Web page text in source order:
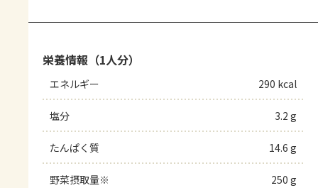
栄養情報（1人分）
エネルギー 290 kcal
塩分 3.2 g
たんぱく質 14.6 g
野菜摂取量※ 250 g